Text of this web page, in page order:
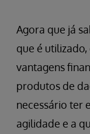
Agora que já
que é
vantagens
produtos de
necessário ter
agilidade e a